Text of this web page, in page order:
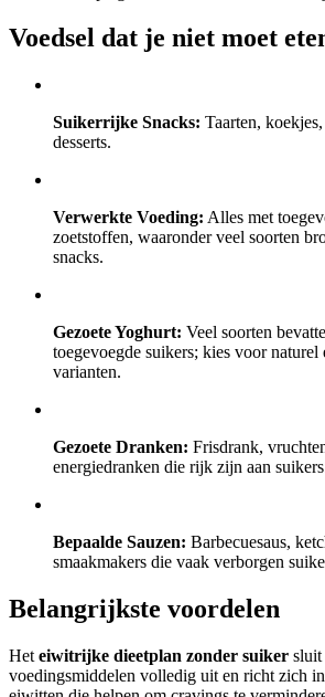
Voedsel dat je niet moet
Suikerrijke Snacks: Taarten,
desserts.
Verwerkte Voeding: Alles met
zoetstoffen, waaronder veel soorten
snacks.
Gezoete Yoghurt: Veel soorten
toegevoegde suikers; kies voor naturel
varianten.
Gezoete Dranken: Frisdrank,
energiedranken die rijk zijn aan
Bepaalde Sauzen: Barbecuesaus,
smaakmakers die vaak verborgen
Belangrijkste voordelen
Het eiwitrijke dieetplan zonder suiker
voedingsmiddelen volledig uit en richt zich